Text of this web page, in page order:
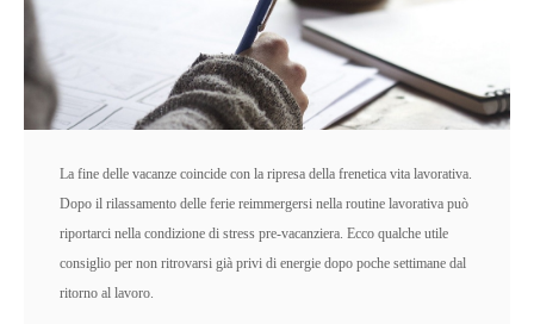
La fine delle vacanze coincide con la ripresa della frenetica vita lavorativa.
Dopo il rilassamento delle ferie reimmergersi nella routine lavorativa può
riportarci nella condizione di stress pre-vacanziera. Ecco qualche utile
consiglio per non ritrovarsi già privi di energie dopo poche settimane dal
ritorno al lavoro.